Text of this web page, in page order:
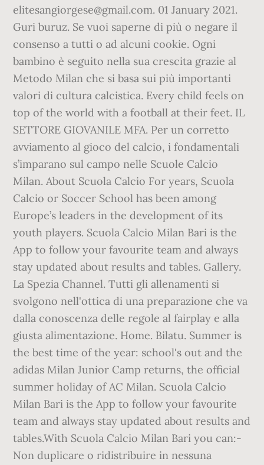
elitesangiorgese@gmail.com. 01 January 2021.
Guri buruz. Se vuoi saperne di più o negare il
consenso a tutti o ad alcuni cookie. Ogni
bambino è seguito nella sua crescita grazie al
Metodo Milan che si basa sui più importanti
valori di cultura calcistica. Every child feels on
top of the world with a football at their feet. IL
SETTORE GIOVANILE MFA. Per un corretto
avviamento al gioco del calcio, i fondamentali
s’imparano sul campo nelle Scuole Calcio
Milan. About Scuola Calcio For years, Scuola
Calcio or Soccer School has been among
Europe’s leaders in the development of its
youth players. ‎Scuola Calcio Milan Bari is the
App to follow your favourite team and always
stay updated about results and tables. Gallery.
La Spezia Channel. Tutti gli allenamenti si
svolgono nell'ottica di una preparazione che va
dalla conoscenza delle regole al fairplay e alla
giusta alimentazione. Home. Bilatu. Summer is
the best time of the year: school's out and the
adidas Milan Junior Camp returns, the official
summer holiday of AC Milan. Scuola Calcio
Milan Bari is the App to follow your favourite
team and always stay updated about results and
tables.With Scuola Calcio Milan Bari you can:-
Non duplicare o ridistribuire in nessuna